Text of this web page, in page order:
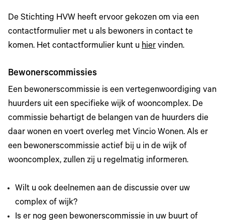
De Stichting HVW heeft ervoor gekozen om via een
contactformulier met u als bewoners in contact te
komen. Het contactformulier kunt u hier vinden.
Bewonerscommissies
Een bewonerscommissie is een vertegenwoordiging van
huurders uit een specifieke wijk of wooncomplex. De
commissie behartigt de belangen van de huurders die
daar wonen en voert overleg met Vincio Wonen. Als er
een bewonerscommissie actief bij u in de wijk of
wooncomplex, zullen zij u regelmatig informeren.
Wilt u ook deelnemen aan de discussie over uw
complex of wijk?
Is er nog geen bewonerscommissie in uw buurt of